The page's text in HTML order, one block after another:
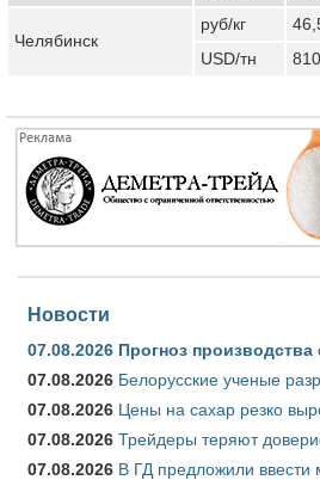
Челябинск
руб/кг
USD/тн
Новости
07.08.2026 Прогноз
07.08.2026 Белорусские ученые
07.08.2026 Цены на сахар резко
07.08.2026 Трейдеры теряют
07.08.2026 В ГД предложили ввести